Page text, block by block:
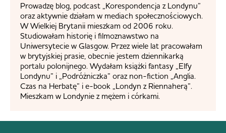
Prowadzę blog, podcast „Korespondencja z Londynu”
oraz aktywnie działam w mediach społecznościowych.
W Wielkiej Brytanii mieszkam od 2006 roku.
Studiowałam historię i filmoznawstwo na
Uniwersytecie w Glasgow. Przez wiele lat pracowałam
w brytyjskiej prasie, obecnie jestem dziennikarką
portalu polonijnego. Wydałam książki fantasy „Elfy
Londynu” i „Podróżniczka” oraz non-fiction „Anglia.
Czas na Herbatę” i e-book „Londyn z Riennaherą”.
Mieszkam w Londynie z mężem i córkami.